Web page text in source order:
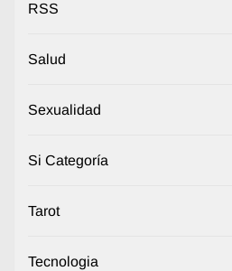
RSS
Salud
Sexualidad
Si Categoría
Tarot
Tecnologia